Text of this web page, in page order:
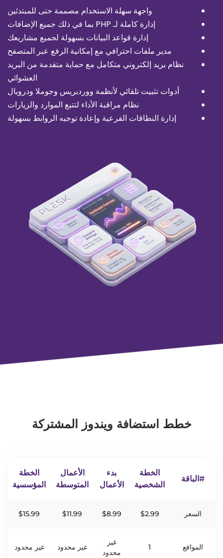
واجهة سهلة الاستخدام مصممة حتى للمبتدئين
إدارة كاملة لـ PHP بما في ذلك جميع الإضافات
إدارة قواعد البيانات بسهولة لجميع مشاريعك
مدير ملفات احترافي مع إمكانية الرفع عبر المتصفح
نظام بريد إلكتروني متكامل مع حماية متقدمة من البريد
العشوائي
أدوات تثبيت تلقائي لأنظمة ووردبريس وجوملا ودروبال
نظام مراقبة الأداء لتتبع الموارد والزيارات
إدارة النطاقات الفرعية وإعادة توجيه الروابط بسهولة
خطط استضافة ويندوز المشتركة
#الباقة
الخطة
الشخصية
بدء
الأعمال
الأعمال
المتوسطة
الخطة
المؤسسية
السعر $2.99
$8.99
$11.99
$15.99
المواقع 1
غير
محدود
غير محدود غير محدود